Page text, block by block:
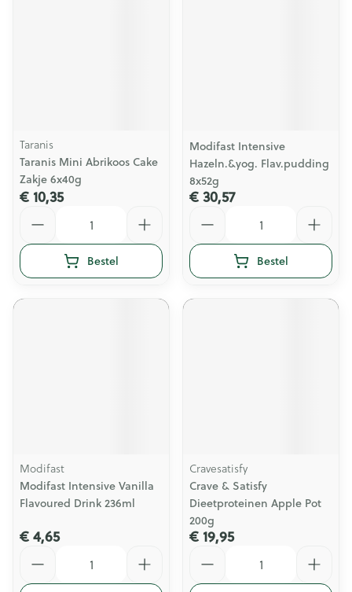
Taranis
Taranis Mini Abrikoos Cake
Zakje 6x40g
€ 10,35
Bestel
Modifast Intensive
Hazeln.&yog. Flav.pudding
8x52g
€ 30,57
Bestel
Modifast
Modifast Intensive Vanilla
Flavoured Drink 236ml
€ 4,65
Cravesatisfy
Crave & Satisfy
Dieetproteinen Apple Pot
200g
€ 19,95